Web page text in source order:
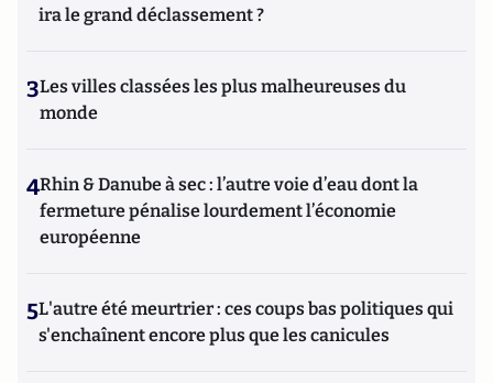
ira le grand déclassement ?
3Les villes classées les plus malheureuses du
monde
4Rhin & Danube à sec : l’autre voie d’eau dont la
fermeture pénalise lourdement l’économie
européenne
5L'autre été meurtrier : ces coups bas politiques qui
s'enchaînent encore plus que les canicules